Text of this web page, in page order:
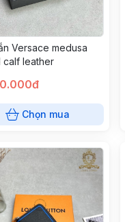
Versace medusa
calf leather
Chọn mua